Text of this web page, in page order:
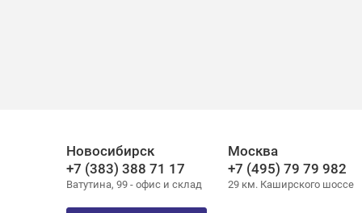
Новосибирск
+7 (383) 388 71 17
Ватутина, 99 - офис и склад
Москва
+7 (495) 79 79 982
29 км. Каширского шоссе